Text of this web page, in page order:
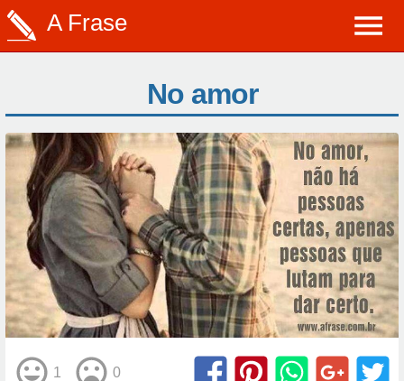
A Frase
No amor
1 0